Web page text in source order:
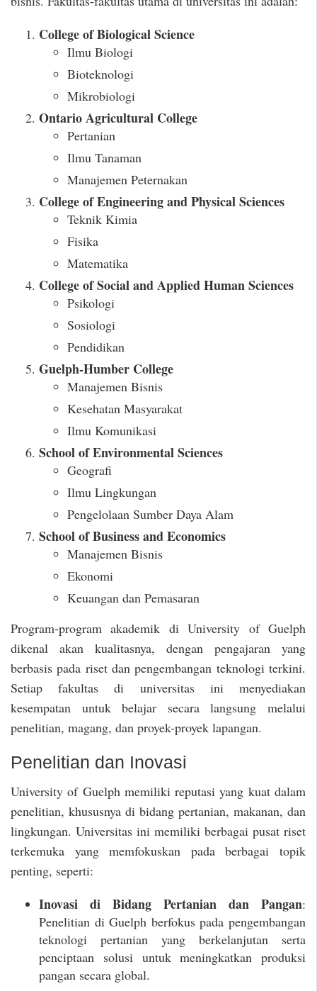
College of Biological Science
Ilmu Biologi
Bioteknologi
Mikrobiologi
Ontario Agricultural College
Pertanian
Ilmu Tanaman
Manajemen Peternakan
College of Engineering and Physical Sciences
Teknik Kimia
Fisika
Matematika
College of Social and Applied Human Sciences
Psikologi
Sosiologi
Pendidikan
Guelph-Humber College
Manajemen Bisnis
Kesehatan Masyarakat
Ilmu Komunikasi
School of Environmental Sciences
Geografi
Ilmu Lingkungan
Pengelolaan Sumber Daya Alam
School of Business and Economics
Manajemen Bisnis
Ekonomi
Keuangan dan Pemasaran
Program-program akademik di University of Guelph
dikenal akan kualitasnya, dengan pengajaran yang
berbasis pada riset dan pengembangan teknologi terkini.
Setiap fakultas di universitas ini menyediakan
kesempatan untuk belajar secara langsung melalui
penelitian, magang, dan proyek-proyek lapangan.
Penelitian dan Inovasi
University of Guelph memiliki reputasi yang kuat dalam
penelitian, khususnya di bidang pertanian, makanan, dan
lingkungan. Universitas ini memiliki berbagai pusat riset
terkemuka yang memfokuskan pada berbagai topik
penting, seperti:
Inovasi di Bidang Pertanian dan Pangan:
Penelitian di Guelph berfokus pada pengembangan
teknologi pertanian yang berkelanjutan serta
penciptaan solusi untuk meningkatkan produksi
pangan secara global.